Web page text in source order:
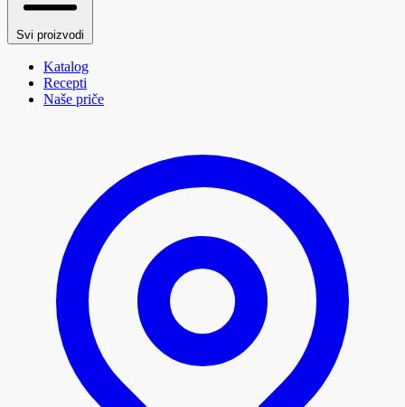
Svi proizvodi
Katalog
Recepti
Naše priče